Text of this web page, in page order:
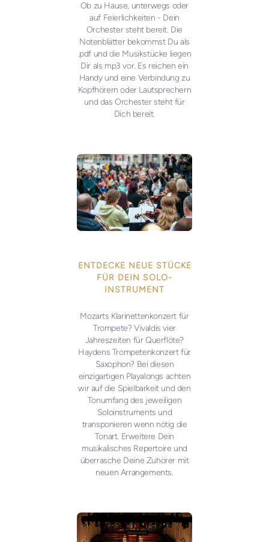
Ob zu Hause, unterwegs oder
auf Feierlichkeiten - Dein
Orchester steht bereit. Die
Notenblätter bekommst Du als
.pdf und die Musikstücke liegen
Dir als mp3 vor. Es reichen ein
Handy und eine Verbindung zu
Kopfhörern oder Lautsprechern
und das Orchester steht für
Dich bereit.
ENTDECKE NEUE STÜCKE
FÜR DEIN SOLO-
INSTRUMENT
Mozarts Klarinettenkonzert für
Trompete? Vivaldis vier
Jahreszeiten für Querflöte?
Haydens Trompetenkonzert für
Saxophon? Bei diesen
einzigartigen Playalongs achten
wir auf die Spielbarkeit und den
Tonumfang des jeweiligen
Soloinstruments und
transponieren wenn nötig die
Tonart. Erweitere Dein
musikalisches Repertoire und
überrasche Deine Zuhörer mit
neuen Arrangements.